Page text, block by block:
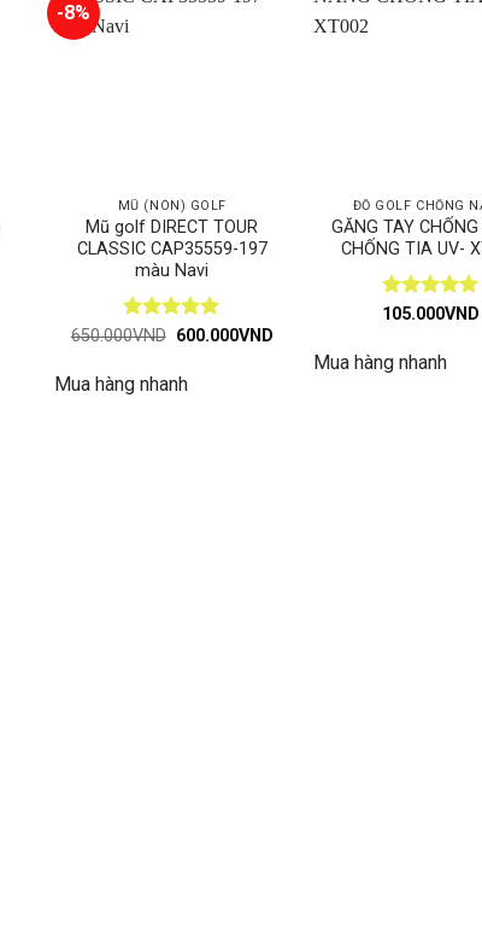
-8%
MŨ (NÓN) GOLF
Mũ golf DIRECT TOUR
CLASSIC CAP35559-197
màu Navi
Được xếp
650.000VND Giá
650.000VND.
600.000VND
Mua hàng nhanh
ĐỒ GOLF CHỐNG
GĂNG TAY
CHỐNG TIA UV-
Được xếp
105.000VND
Mua hàng nhanh